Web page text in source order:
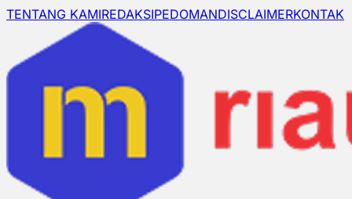
TENTANG KAMIREDAKSIPEDOMANDISCLAIMERKONTAK